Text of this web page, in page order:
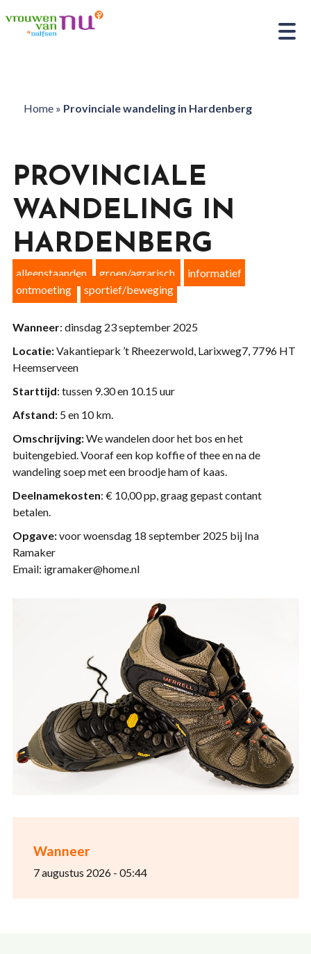
Home» Provinciale wandeling in Hardenberg
Wanneer
7 augustus 2026 - 05:44
PROVINCIALE
WANDELING IN
HARDENBERG
alleenstaanden groen/agrarisch
informatief
ontmoeting
sportief/beweging
Wanneer: dinsdag 23 september 2025
Locatie:Vakantiepark ’t Rheezerwold, Larixweg7, 7796 HT
Heemserveen
Starttijd: tussen 9.30 en 10.15 uur
Afstand:5 en 10 km.
Omschrijving:We wandelen door het bos en het
buitengebied. Vooraf een kop koffie of thee en na de
wandeling soep met een broodje ham of kaas.
Deelnamekosten: € 10,00 pp, graag gepast contant
betalen.
Opgave:voor woensdag 18 september 2025 bij Ina
Ramaker
Email: igramaker@home.nl